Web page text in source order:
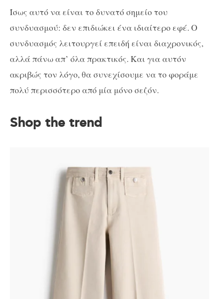
Ίσως αυτό να είναι το δυνατό σημείο του
συνδυασμού: δεν επιδιώκει ένα ιδιαίτερο εφέ. Ο
συνδυασμός λειτουργεί επειδή είναι διαχρονικός,
αλλά πάνω απ’ όλα πρακτικός. Και για αυτόν
ακριβώς τον λόγο, θα συνεχίσουμε να το φοράμε
πολύ περισσότερο από μία μόνο σεζόν.
Shop the trend